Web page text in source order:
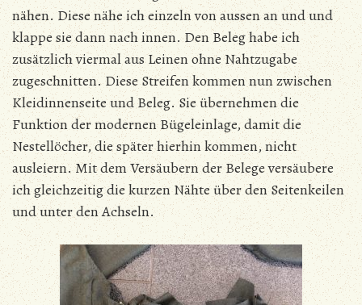
nähen. Diese nähe ich einzeln von aussen an und und
klappe sie dann nach innen. Den Beleg habe ich
zusätzlich viermal aus Leinen ohne Nahtzugabe
zugeschnitten. Diese Streifen kommen nun zwischen
Kleidinnenseite und Beleg. Sie übernehmen die
Funktion der modernen Bügeleinlage, damit die
Nestellöcher, die später hierhin kommen, nicht
ausleiern. Mit dem Versäubern der Belege versäubere
ich gleichzeitig die kurzen Nähte über den Seitenkeilen
und unter den Achseln.